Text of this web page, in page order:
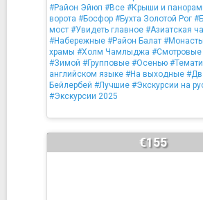
#Район Эйюп #Все #Крыши и
ворота #Босфор #Бухта Золотой Рог
мост #Увидеть главное #Азиатская
#Набережные #Район Балат
храмы #Холм Чамлыджа
#Зимой #Групповые #Осенью
английском языке #На выходные
Бейлербей #Лучшие #Экскурсии на
#Экскурсии 2025
€155